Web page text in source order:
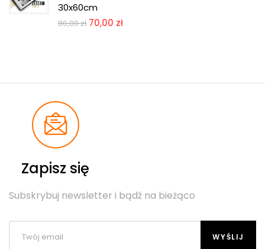
30x60cm
80,00zł 70,00 zł
Zapisz się
Subskrybuj newsletter i bądź na bieżąco